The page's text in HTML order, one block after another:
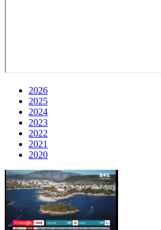
2026
2025
2024
2023
2022
2021
2020